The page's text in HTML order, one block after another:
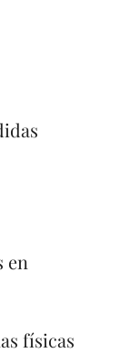
en
físicas